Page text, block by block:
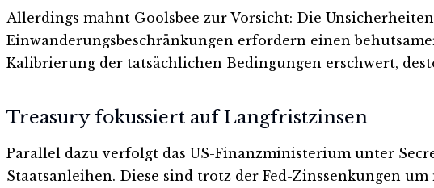
Allerdings mahnt Goolsbee zur Vorsicht: Die
Einwanderungsbeschränkungen erfordern einen
Kalibrierung der tatsächlichen Bedingungen erschwert,
Treasury fokussiert auf Langfristzinsen
Parallel dazu verfolgt das US-Finanzministerium unter
Staatsanleihen. Diese sind trotz der Fed-Zinssenkungen